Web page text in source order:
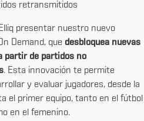
retransmitidos
presentar nuestro nuevo
Demand, que desbloquea nuevas
partir de partidos no
. Esta innovación te permite
y evaluar jugadores, desde la
el primer equipo, tanto en el fútbol
en el femenino.